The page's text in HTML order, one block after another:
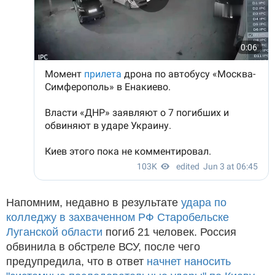
Напомним, недавно в результате удара по
колледжу в захваченном РФ Старобельске
Луганской области погиб 21 человек. Россия
обвинила в обстреле ВСУ, после чего
предупредила, что в ответ начнет наносить